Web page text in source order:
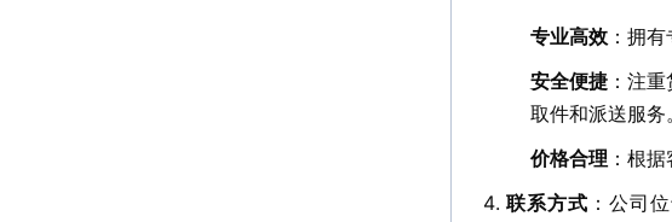
专业高效 ：拥
安全便捷 ：注
取件和派送服务。
价格合理 ：根
联系方式 ：公司